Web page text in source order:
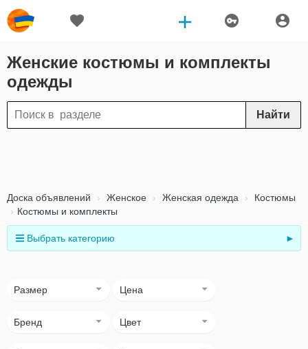
Женские костюмы и комплекты
одежды
Найти
Доска объявлений Женское Женская одежда
Костюмы
Костюмы и комплекты
Выбрать категорию ►
Размер Цена
Бренд Цвет